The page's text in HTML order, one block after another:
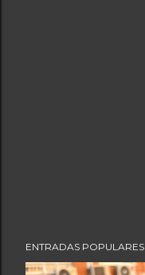
ENTRADAS POPULARES